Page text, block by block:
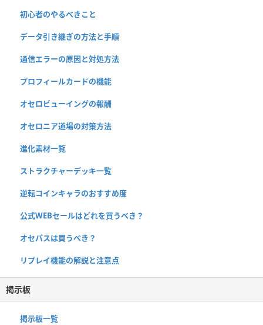
初心者のやるべきこと
データ引き継ぎの方法と手順
通信エラーの原因と対処方法
プロフィールカードの機能
オセロビューイングの報酬
オセロニア道場の対策方法
進化素材一覧
ストラクチャーデッキ一覧
逆転コインキャラのおすすめ度
公式WEBセールはどれを買うべき？
オセパスは買うべき？
リプレイ機能の解説と注意点
掲示板
掲示板一覧